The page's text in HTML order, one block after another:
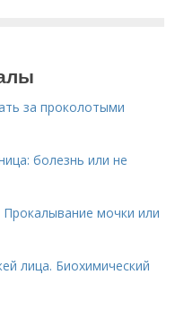
за проколотыми
болезнь или не
мочки или
лица. Биохимический